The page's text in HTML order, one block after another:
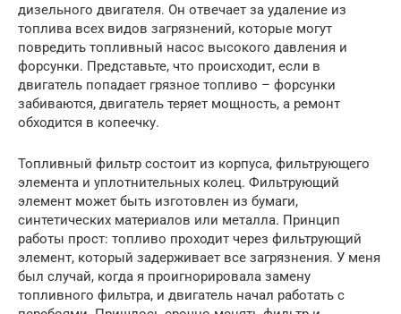
дизельного двигателя. Он отвечает за удаление из
топлива всех видов загрязнений, которые могут
повредить топливный насос высокого давления и
форсунки. Представьте, что происходит, если в
двигатель попадает грязное топливо – форсунки
забиваются, двигатель теряет мощность, а ремонт
обходится в копеечку.
Топливный фильтр состоит из корпуса, фильтрующего
элемента и уплотнительных колец. Фильтрующий
элемент может быть изготовлен из бумаги,
синтетических материалов или металла. Принцип
работы прост: топливо проходит через фильтрующий
элемент, который задерживает все загрязнения. У меня
был случай, когда я проигнорировала замену
топливного фильтра, и двигатель начал работать с